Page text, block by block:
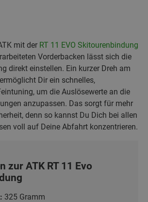
mit der RT 11 EVO Skitourenbindung
Vorderbacken lässt sich die
direkt einstellen. Ein kurzer Dreh am
Dir ein schnelles,
um die Auslösewerte an die
anzupassen. Das sorgt für mehr
denn so kannst Du Dich bei allen
voll auf Deine Abfahrt konzentrieren.
zur ATK RT 11 Evo
325 Gramm